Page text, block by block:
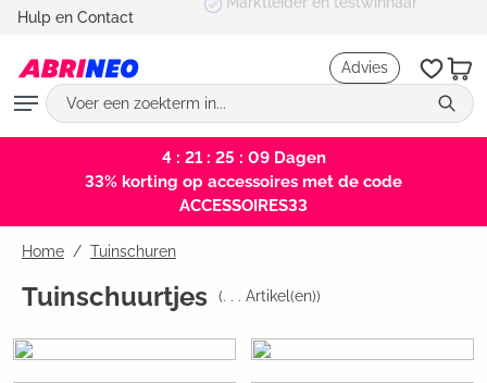
Hulp en Contact
Advies
4 : 21 : 25 : 09Dagen
33% korting op accessoires met de code
ACCESSOIRES33
Home Tuinschuren
Tuinschuurtjes (. . . Artikel(en))